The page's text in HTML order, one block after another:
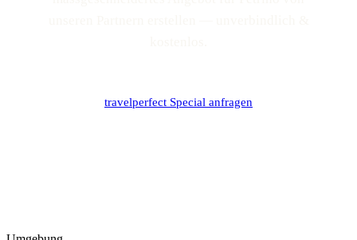
travelperfect Special anfragen